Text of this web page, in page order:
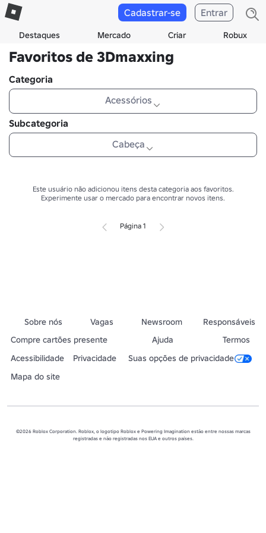
Destaques Mercado Criar Robux
Cadastrar-se Entrar
Favoritos de 3Dmaxxing
Categoria
Acessórios
Subcategoria
Cabeça
Este usuário não adicionou itens desta categoria aos favoritos.
Experimente usar o mercado para encontrar novos itens.
Página 1
Sobre nós Vagas Newsroom
Responsáveis
Compre cartões presente
Ajuda
Termos
Acessibilidade
Privacidade
Suas opções de privacidade
Mapa do site
©2026 Roblox Corporation. Roblox, o logotipo Roblox e Powering Imagination estão entre nossas marcas
registradas e não registradas nos EUA e outros países.